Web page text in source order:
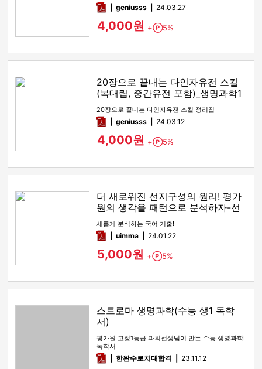
pdfgeniusss 24.03.27
4,000원 + Point
5%
20장으로 끝내는 다인자유전 스킬
(복대립, 중간유전 포함)_생명과학1
유전
20장으로 끝내는 다인자유전 스킬 정리집
pdfgeniusss 24.03.12
4,000원 + Point
5%
더 새로워진 선지구성의 원리! 평가
원의 생각을 패턴으로 분석하자-선
지구성의 원리
새롭게 분석하는 국어 기출!
pdfuimma 24.01.22
5,000원 + Point
5%
스트로마 생명과학(수능 생1 독학
서)
평가원 고정1등급 과외선생님이 만든 수능 생명과학I
독학서
pdf한완수로치대합격 23.11.12